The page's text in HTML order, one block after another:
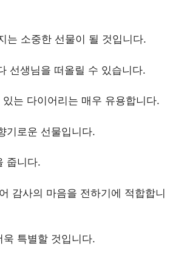
는 소중한 선물이 될 것입니다.
선생님을 떠올릴 수 있습니다.
는 다이어리는 매우 유용합니다.
기로운 선물입니다.
줍니다.
감사의 마음을 전하기에 적합합니
특별할 것입니다.